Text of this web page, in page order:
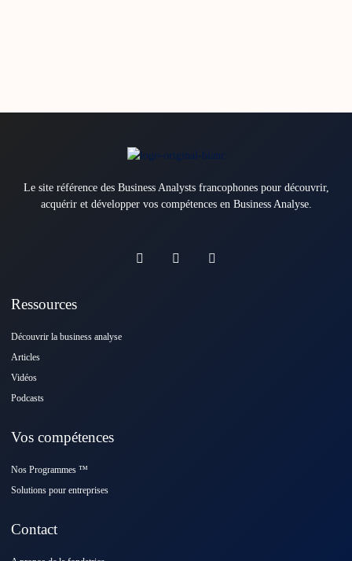
Le site référence des Business Analysts francophones pour découvrir,
acquérir et développer vos compétences en Business Analyse.
Ressources
Découvrir la business analyse
Articles
Vidéos
Podcasts
Vos compétences
Nos Programmes ™️
Solutions pour entreprises
Contact